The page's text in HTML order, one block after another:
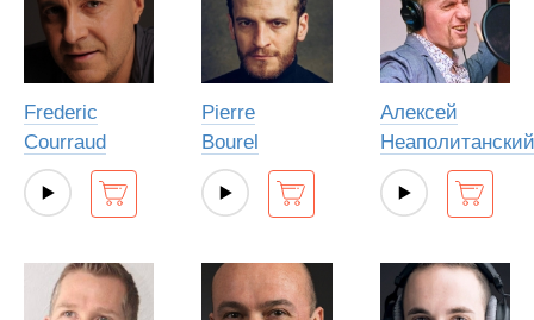
Frederic
Courraud
Pierre
Bourel
Алексей
Неаполитанский